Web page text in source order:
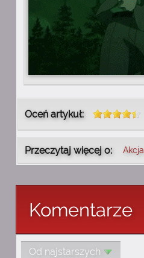
Oceń artykuł:
Przeczytaj więcej o: Akcja
Komentarze
Od najstarszych